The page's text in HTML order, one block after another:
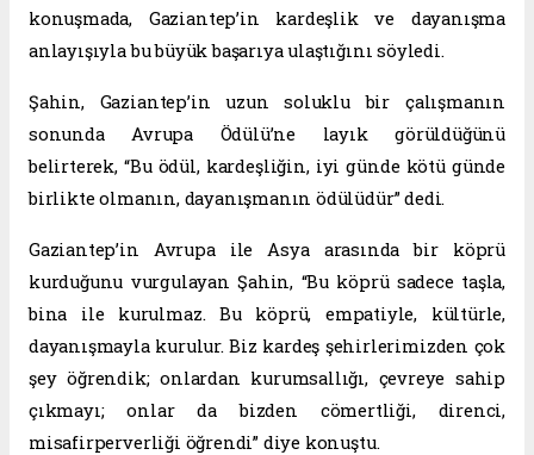
konuşmada, Gaziantep’in kardeşlik ve dayanışma
anlayışıyla bu büyük başarıya ulaştığını söyledi.
Şahin, Gaziantep’in uzun soluklu bir çalışmanın
sonunda Avrupa Ödülü’ne layık görüldüğünü
belirterek, “Bu ödül, kardeşliğin, iyi günde kötü günde
birlikte olmanın, dayanışmanın ödülüdür” dedi.
Gaziantep’in Avrupa ile Asya arasında bir köprü
kurduğunu vurgulayan Şahin, “Bu köprü sadece taşla,
bina ile kurulmaz. Bu köprü, empatiyle, kültürle,
dayanışmayla kurulur. Biz kardeş şehirlerimizden çok
şey öğrendik; onlardan kurumsallığı, çevreye sahip
çıkmayı; onlar da bizden cömertliği, direnci,
misafirperverliği öğrendi” diye konuştu.